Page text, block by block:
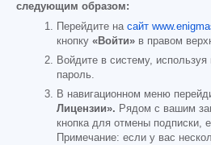
следующим образом:
Перейдите на сайт
кнопку «Войти» в правом
Войдите в систему,
пароль.
В навигационном меню
Лицензии». Рядом с вашим
кнопка для отмены подписки,
Примечание: если у вас